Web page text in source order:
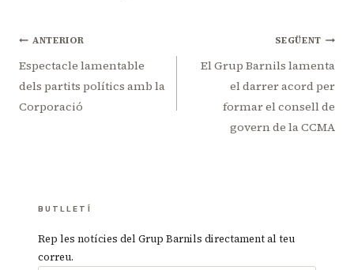
Navegació
d'entrades
ANTERIOR
Espectacle lamentable
dels partits polítics amb la
Corporació
SEGÜENT
El Grup Barnils lamenta
el darrer acord per
formar el consell de
govern de la CCMA
BUTLLETÍ
Rep les notícies del Grup Barnils directament al teu
correu.